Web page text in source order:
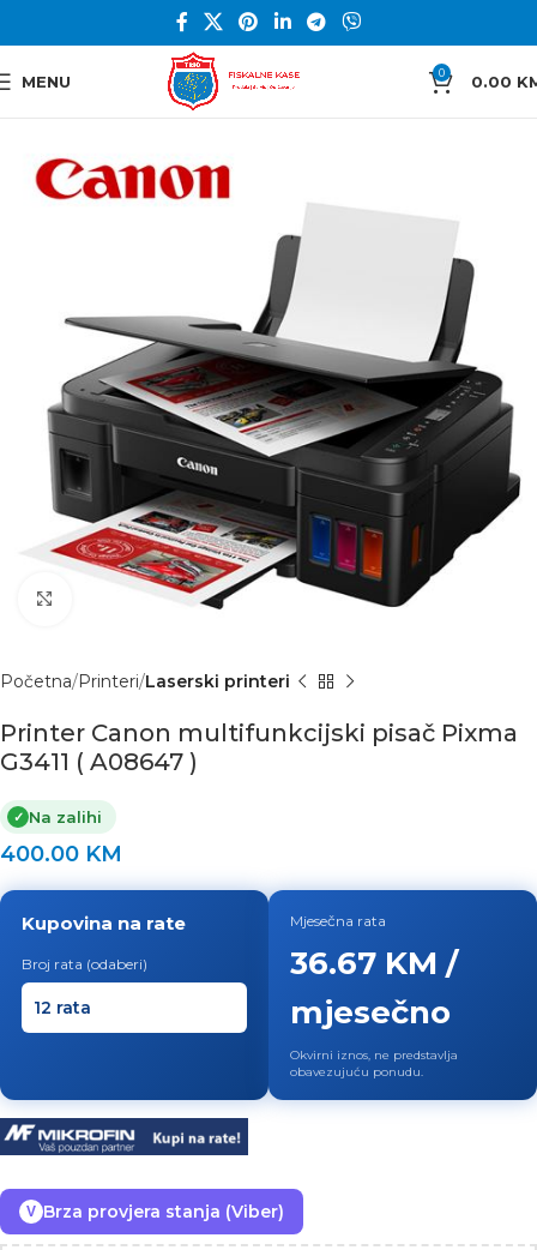
MENU 0 0.00
Click to enlarge
Početna Printeri Laserski printeri
Printer Canon multifunkcijski pisač Pixma
G3411 ( A08647 )
✓ Na zalihi
400.00 KM
Kupovina na rate
Broj rata (odaberi)
Mjesečna rata
36.67 KM /
mjesečno
Okvirni iznos, ne predstavlja
obavezujuću ponudu.
V Brza provjera stanja (Viber)